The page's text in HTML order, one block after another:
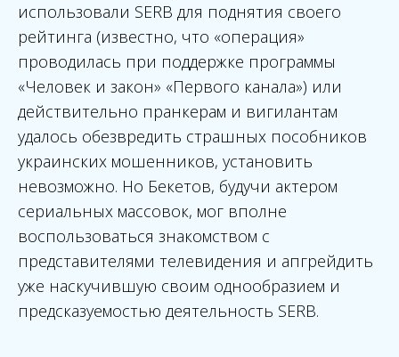
использовали SERB для поднятия своего
рейтинга (известно, что «операция»
проводилась при поддержке программы
«Человек и закон» «Первого канала») или
действительно пранкерам и вигилантам
удалось обезвредить страшных пособников
украинских мошенников, установить
невозможно. Но Бекетов, будучи актером
сериальных массовок, мог вполне
воспользоваться знакомством с
представителями телевидения и апгрейдить
уже наскучившую своим однообразием и
предсказуемостью деятельность SERB.